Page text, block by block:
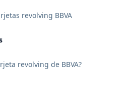
revolving BBVA
revolving de BBVA?